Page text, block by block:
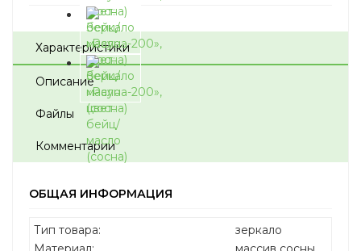
Характеристики
Описание
Файлы
Комментарии
ОБЩАЯ ИНФОРМАЦИЯ
Тип товара:
зеркало